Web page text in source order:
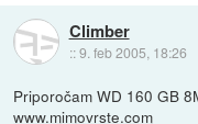
Climber
::9. feb 2005, 18:26
Priporočam WD 160 GB
www.mimovrste.com